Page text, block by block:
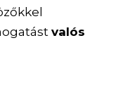
valós